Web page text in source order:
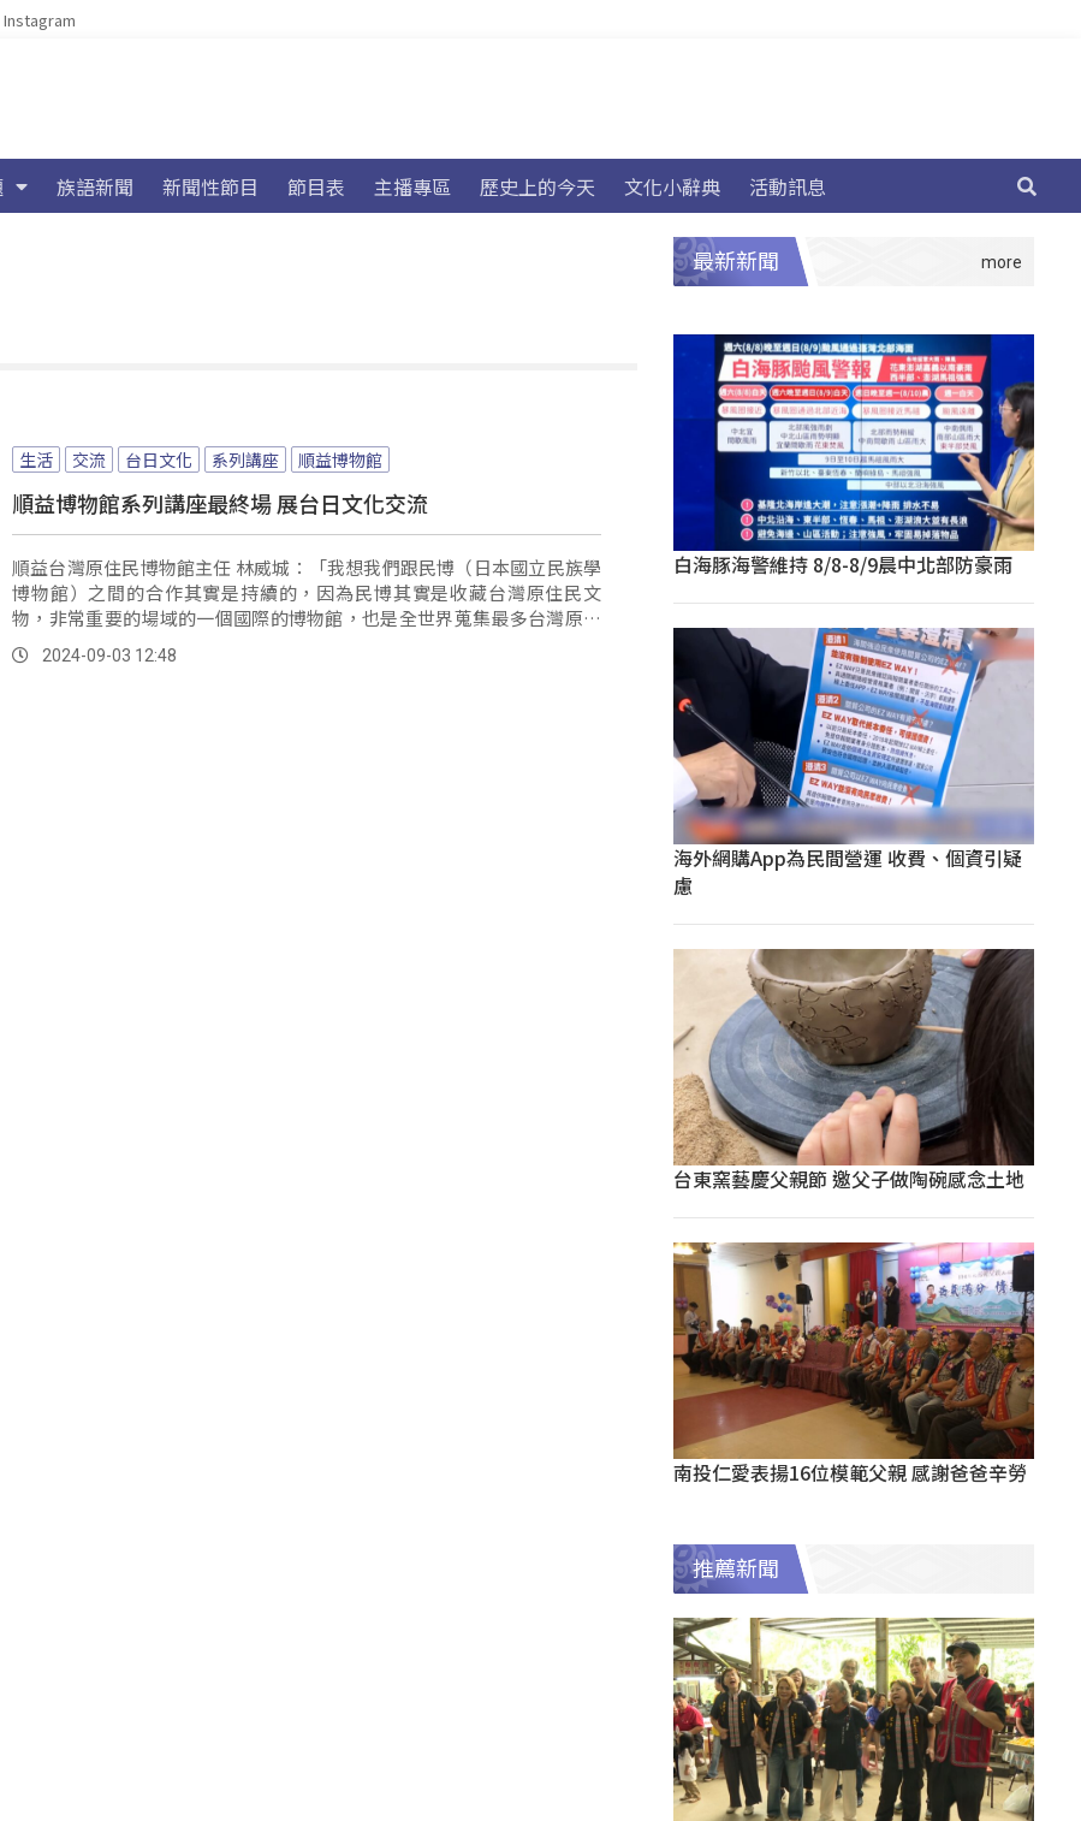
Instagram
族語新聞 新聞性節目 節目表 主播專區 歷史上的今天 文化小辭典 活動訊息
生活 交流 台日文化 系列講座 順益博物館
順益博物館系列講座最終場 展台日文化交流
順益台灣原住民博物館主任 林威城：「我想我們跟民博（日本國立民族學
博物館）之間的合作其實是持續的，因為民博其實是收藏台灣原住民文
物，非常重要的場域的一個國際的博物館，也是全世界蒐集最多台灣原住
民文物的館舍，所以我們這次就是以民博來做，我們順益跟國際合作很重
要的一個標誌。
2024-09-03 12:48
最新新聞
白海豚海警維持 8/8-8/9晨中北部防豪雨
海外網購App為民間營運 收費、個資引疑
慮
台東窯藝慶父親節 邀父子做陶碗感念土地
南投仁愛表揚16位模範父親 感謝爸爸辛勞
推薦新聞